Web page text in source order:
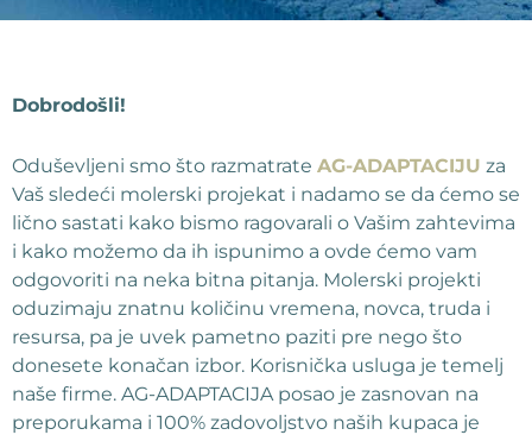
Dobrodošli!
Oduševljeni smo što razmatrate AG-ADAPTACIJU za
Vaš sledeći molerski projekat i nadamo se da ćemo se
lično sastati kako bismo ragovarali o Vašim zahtevima
i kako možemo da ih ispunimo a ovde ćemo vam
odgovoriti na neka bitna pitanja. Molerski projekti
oduzimaju znatnu količinu vremena, novca, truda i
resursa, pa je uvek pametno paziti pre nego što
donesete konačan izbor. Korisnička usluga je temelj
naše firme. AG-ADAPTACIJA posao je zasnovan na
preporukama i 100% zadovoljstvo naših kupaca je